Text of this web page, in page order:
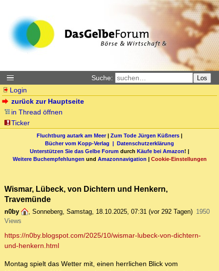
Suche: Los
Login
zurück zur Hauptseite
in Thread öffnen
Ticker
Fluchtburg autark am Meer| Zum Tode Jürgen Küßners |
Bücher vom Kopp-Verlag | Datenschutzerklärung
Unterstützen Sie das Gelbe Forum durch Käufe bei Amazon! |
Weitere Buchempfehlungen und Amazonnavigation | Cookie-Einstellungen
Wismar, Lübeck, von Dichtern und Henkern,
Travemünde
n0by , Sonneberg, Samstag, 18.10.2025, 07:31 (vor 292 Tagen) 1950
Views
https://n0by.blogspot.com/2025/10/wismar-lubeck-von-dichtern-
und-henkern.html
Montag spielt das Wetter mit, einen herrlichen Blick vom